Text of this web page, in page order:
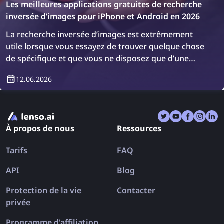
Les meilleures applications gratuites de recherche
inversée d’images pour iPhone et Android en 2026
La recherche inversée d’images est extrêmement
utile lorsque vous essayez de trouver quelque chose
de spécifique et que vous ne disposez que d’une
bien connus comme lenso.ai, TinEye et Copyseeker
seule. Découvrons les meilleures applications de
recherche inversée d’images pour iPhone et Android
12.06.2026
À propos de nous
Tarifs
API
Protection de la vie
privée
Ressources
FAQ
Blog
Contacter